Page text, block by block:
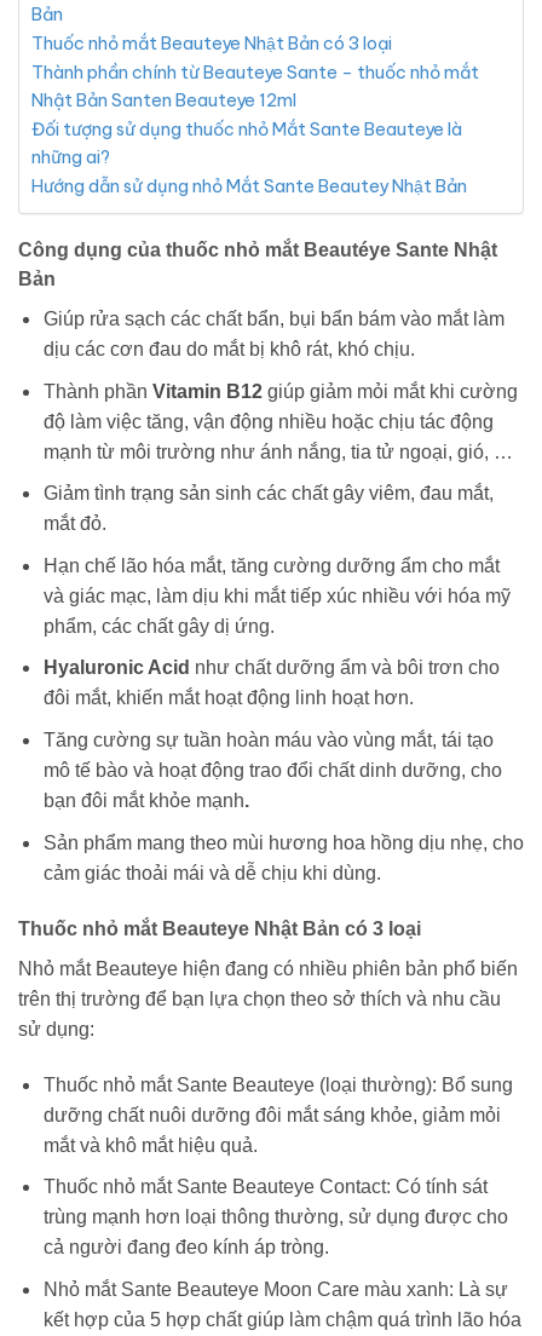
Bản
Thuốc nhỏ mắt Beauteye Nhật Bản có 3 loại
Thành phần chính từ Beauteye Sante – thuốc nhỏ mắt
Nhật Bản Santen Beauteye 12ml
Đối tượng sử dụng thuốc nhỏ Mắt Sante Beauteye là
những ai?
Hướng dẫn sử dụng nhỏ Mắt Sante Beautey Nhật Bản
Công dụng của thuốc nhỏ mắt Beautéye Sante Nhật
Bản
Giúp rửa sạch các chất bẩn, bụi bẩn bám vào mắt làm
dịu các cơn đau do mắt bị khô rát, khó chịu.
Thành phần Vitamin B12giúp giảm mỏi mắt khi cường
độ làm việc tăng, vận động nhiều hoặc chịu tác động
mạnh từ môi trường như ánh nắng, tia tử ngoại, gió, …
Giảm tình trạng sản sinh các chất gây viêm, đau mắt,
mắt đỏ.
Hạn chế lão hóa mắt, tăng cường dưỡng ẩm cho mắt
và giác mạc, làm dịu khi mắt tiếp xúc nhiều với hóa mỹ
phẩm, các chất gây dị ứng.
Hyaluronic Acid như chất dưỡng ẩm và bôi trơn cho
đôi mắt, khiến mắt hoạt động linh hoạt hơn.
Tăng cường sự tuần hoàn máu vào vùng mắt, tái tạo
mô tế bào và hoạt động trao đổi chất dinh dưỡng, cho
bạn đôi mắt khỏe mạnh.
Sản phẩm mang theo mùi hương hoa hồng dịu nhẹ, cho
cảm giác thoải mái và dễ chịu khi dùng.
Thuốc nhỏ mắt Beauteye Nhật Bản có 3 loại
Nhỏ mắt Beauteye hiện đang có nhiều phiên bản phổ biến
trên thị trường để bạn lựa chọn theo sở thích và nhu cầu
sử dụng:
Thuốc nhỏ mắt Sante Beauteye (loại thường): Bổ sung
dưỡng chất nuôi dưỡng đôi mắt sáng khỏe, giảm mỏi
mắt và khô mắt hiệu quả.
Thuốc nhỏ mắt Sante Beauteye Contact: Có tính sát
trùng mạnh hơn loại thông thường, sử dụng được cho
cả người đang đeo kính áp tròng.
Nhỏ mắt Sante Beauteye Moon Care màu xanh: Là sự
kết hợp của 5 hợp chất giúp làm chậm quá trình lão hóa